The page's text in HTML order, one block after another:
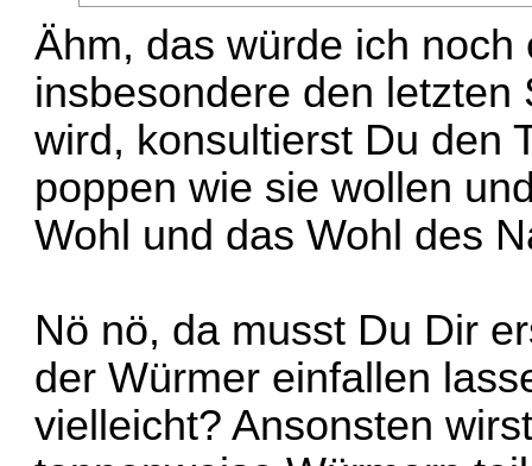
Ähm, das würde ich
insbesondere den
wird, konsultierst Du den
poppen wie sie wollen
Wohl und das Wohl des
Nö nö, da musst Du Dir
der Würmer einfallen
vielleicht? Ansonsten